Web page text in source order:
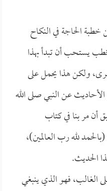
الحاجة في النكاح
يستحب أن تبدأ بهذا
ولكن هذا يحمل على
عن النبي صلى الله
أن مر بنا في كتاب
لله رب العالمين)،
الحديث.
الغالب، فهو الذي ينبغي